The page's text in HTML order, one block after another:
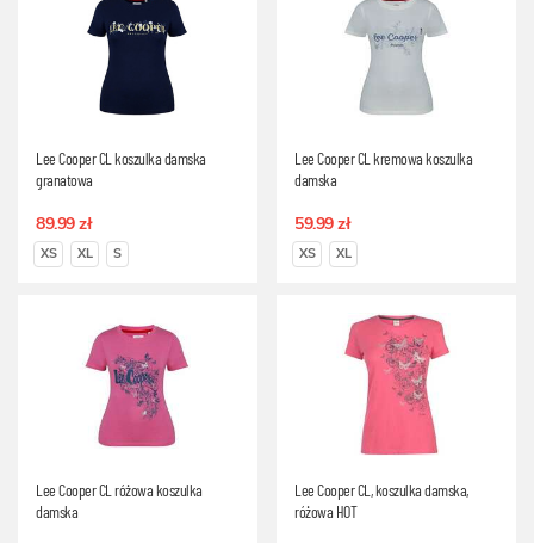
Lee Cooper CL koszulka damska
granatowa
89.99 zł
XS XL S
Lee Cooper CL kremowa koszulka
damska
59.99 zł
XS XL
Lee Cooper CL różowa koszulka
damska
Lee Cooper CL, koszulka damska,
różowa HOT